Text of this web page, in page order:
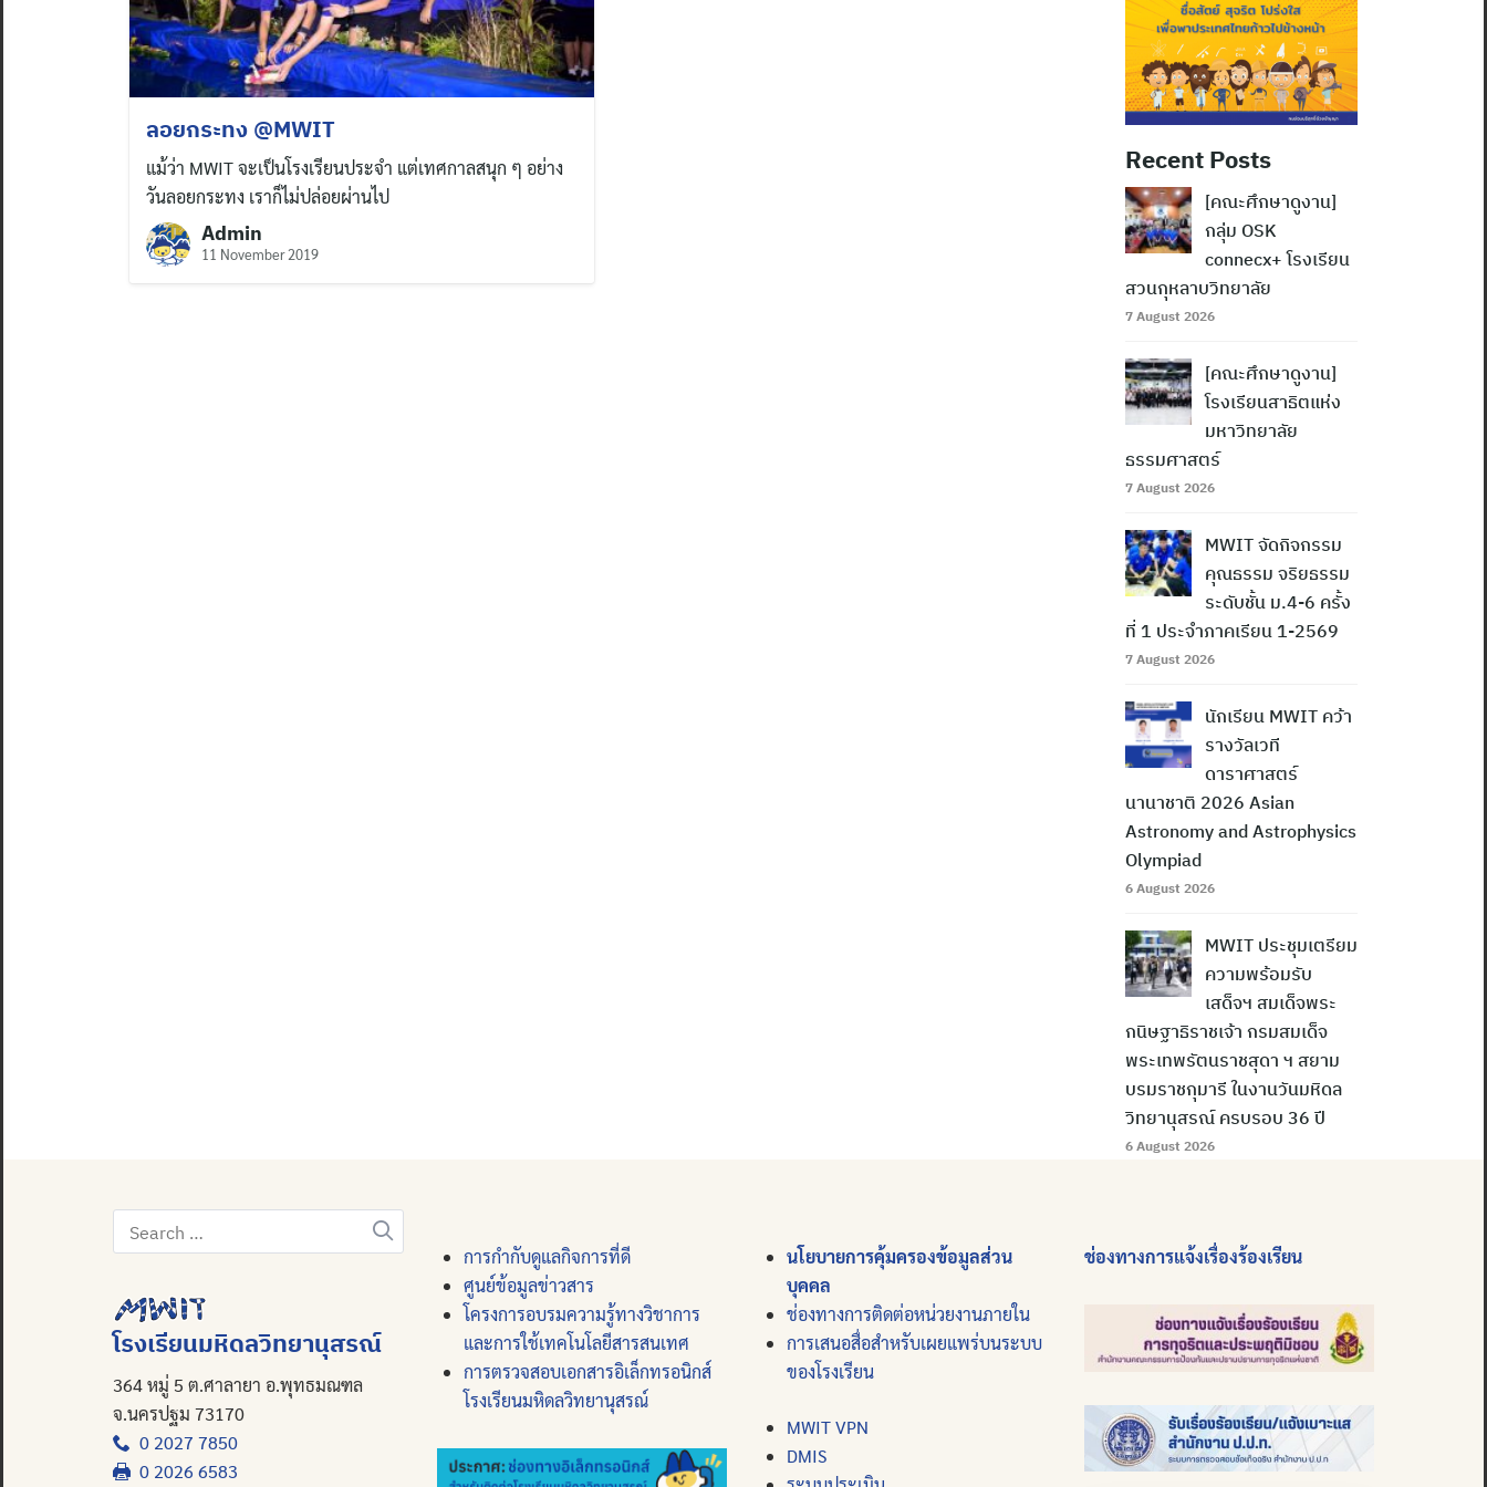
ลอยกระทง @MWIT
แม้ว่า MWIT จะเป็นโรงเรียนประจำ แต่เทศกาลสนุก ๆ อย่าง
วันลอยกระทง เราก็ไม่ปล่อยผ่านไป
Admin
11 November 2019
Recent Posts
[คณะศึกษาดูงาน]
กลุ่ม OSK
connecx+ โรงเรียน
สวนกุหลาบวิทยาลัย
7 August 2026
[คณะศึกษาดูงาน]
โรงเรียนสาธิตแห่ง
มหาวิทยาลัย
ธรรมศาสตร์
7 August 2026
MWIT จัดกิจกรรม
คุณธรรม จริยธรรม
ระดับชั้น ม.4-6 ครั้ง
ที่ 1 ประจำภาคเรียน 1-2569
7 August 2026
นักเรียน MWIT คว้า
รางวัลเวที
ดาราศาสตร์
นานาชาติ 2026 Asian
Astronomy and Astrophysics
Olympiad
6 August 2026
MWIT ประชุมเตรียม
ความพร้อมรับ
เสด็จฯ สมเด็จพระ
กนิษฐาธิราชเจ้า กรมสมเด็จ
พระเทพรัตนราชสุดา ฯ สยาม
บรมราชกุมารี ในงานวันมหิดล
วิทยานุสรณ์ ครบรอบ 36 ปี
6 August 2026
Search
for:
โรงเรียนมหิดลวิทยานุสรณ์
364 หมู่ 5 ต.ศาลายา อ.พุทธมณฑล
จ.นครปฐม 73170
0 2027 7850
0 2026 6583
การกำกับดูแลกิจการที่ดี
ศูนย์ข้อมูลข่าวสาร
โครงการอบรมความรู้ทางวิชาการ
และการใช้เทคโนโลยีสารสนเทศ
การตรวจสอบเอกสารอิเล็กทรอนิกส์
โรงเรียนมหิดลวิทยานุสรณ์
นโยบายการคุ้มครองข้อมูลส่วน
บุคคล
ช่องทางการติดต่อหน่วยงานภายใน
การเสนอสื่อสำหรับเผยแพร่บนระบบ
ของโรงเรียน
MWIT VPN
DMIS
ช่องทางการแจ้งเรื่องร้องเรียน